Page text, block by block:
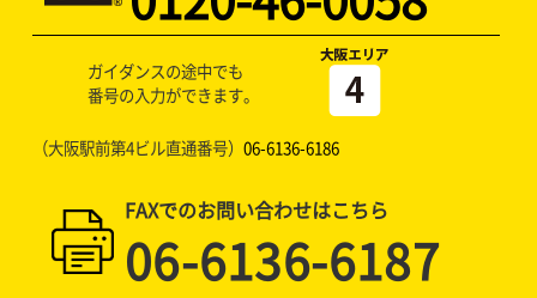
ガイダンスの途中でも
番号の入力ができます。
（大阪駅前第4ビル直通番号） 06-6136-6186
FAXでのお問い合わせはこちら
06-6136-6187